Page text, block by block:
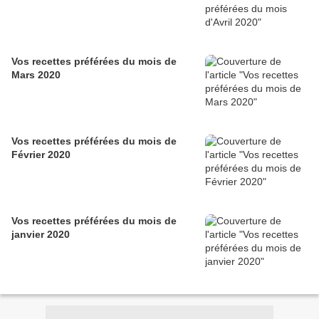
Vos recettes préférées du mois de
Mars 2020
Vos recettes préférées du mois de
Février 2020
Vos recettes préférées du mois de
janvier 2020